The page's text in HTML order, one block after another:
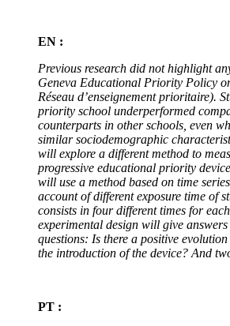
EN :
Previous research did not highlight
Geneva Educational Priority Policy
Réseau d’enseignement prioritaire).
priority school underperformed
counterparts in other schools, even
similar sociodemographic
will explore a different method to
progressive educational priority
will use a method based on time
account of different exposure time of
consists in four different times for
experimental design will give
questions: Is there a positive evolution
the introduction of the device? And
PT :